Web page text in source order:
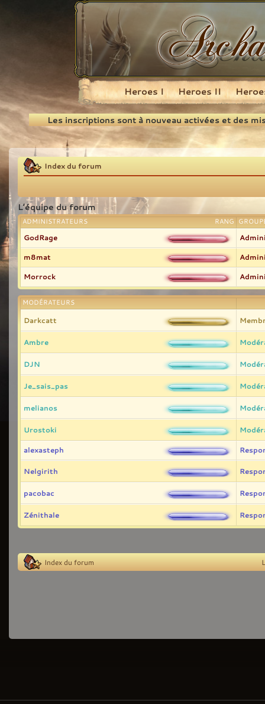
Recherche
Heroes I Heroes II
Les inscriptions sont à nouveau activées et des
Index du forum
L’équipe du forum
RANG
ADMINISTRATEURS
GodRage
m8mat
Morrock
MODÉRATEURS
Darkcatt
Ambre
DJN
Je_sais_pas
melianos
Urostoki
alexasteph
Nelgirith
pacobac
Zénithale
Index du forum